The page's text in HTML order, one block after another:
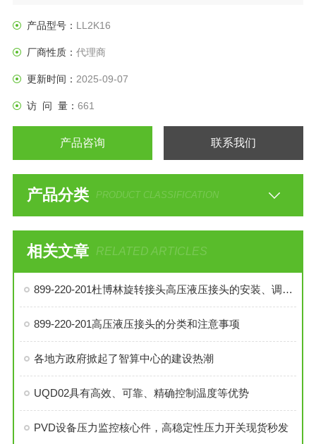
产品型号： LL2K16
厂商性质： 代理商
更新时间： 2025-09-07
访 问 量： 661
产品咨询 联系我们
产品分类 PRODUCT CLASSIFICATION
相关文章 RELATED ARTICLES
899-220-201杜博林旋转接头高压液压接头的安装、调试与维护技巧
899-220-201高压液压接头的分类和注意事项
各地方政府掀起了智算中心的建设热潮
UQD02具有高效、可靠、精确控制温度等优势
PVD设备压力监控核心件，高稳定性压力开关现货秒发